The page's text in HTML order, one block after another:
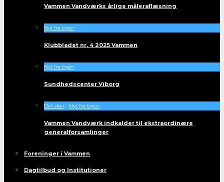
Vammen Vandværks årlige måleraflæsning
Nyt fra byen
Klubbladet nr. 4 2025 Vammen
Nyt fra byen
Sundhedscenter Viborg
Det sker • Nyt fra byen
Vammen Vandværk indkalder til ekstraordinære
generalforsamlinger
Foreninger i Vammen
Dagtilbud og Institutioner